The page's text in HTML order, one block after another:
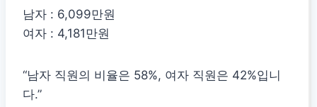
남자 : 6,099만원
여자 : 4,181만원
“남자 직원의 비율은 58%, 여자 직원은 42%입니
다.”